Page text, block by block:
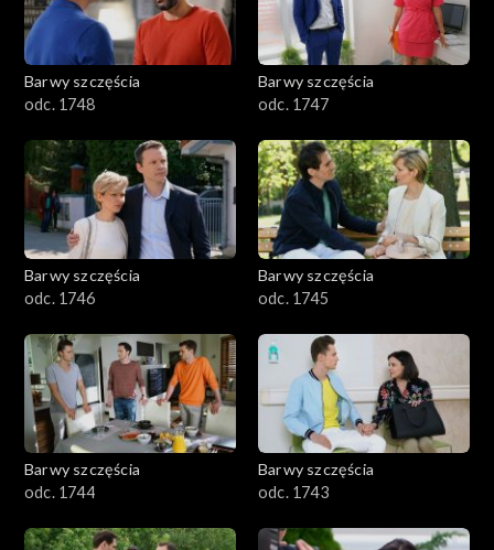
Barwy szczęścia
odc. 1748
Barwy szczęścia
odc. 1747
Barwy szczęścia
odc. 1746
Barwy szczęścia
odc. 1745
Barwy szczęścia
odc. 1744
Barwy szczęścia
odc. 1743